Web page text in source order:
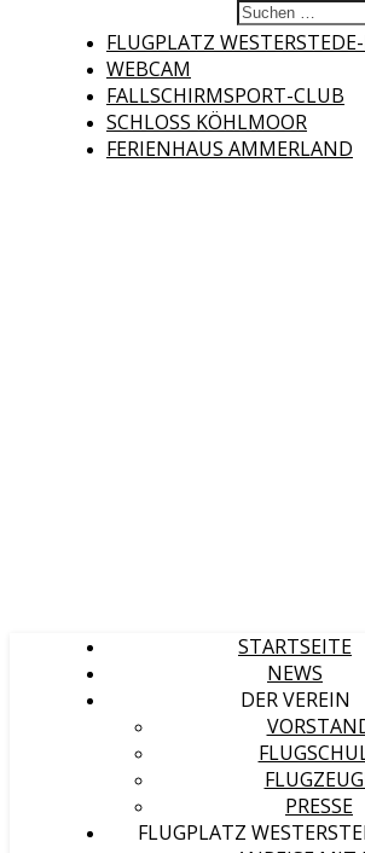
FLUGPLATZ
WEBCAM
FALLSCHIRMSPORT-CLUB
SCHLOSS KÖHLMOOR
FERIENHAUS AMMERLAND
STARTSEITE
NEWS
DER VEREIN
PRESSE
FLUGPLATZ